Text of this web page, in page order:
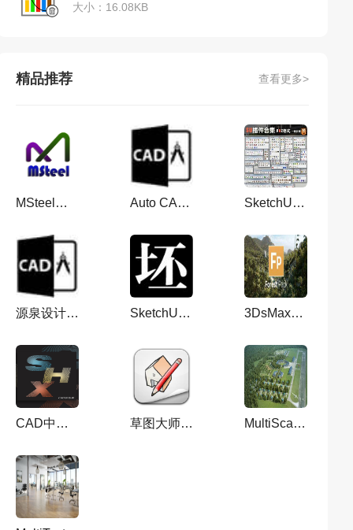
大小：16.08KB
精品推荐 查看更多>
MSteel批打印软件 v2024（附安装教程）最新免费中文版 Auto CAD源泉插件YQArch6.6.2支持CAD2004-2020建筑设计制图插件 SketchUP草图大师常用插件库
源泉设计6.7.4b_CAD源泉设计插件 中文免费版 SketchUp坯子库 v3.2.6（草图大师su插件下载）官方正式版 3DsMax树木插件：ForestPack Pro v6.2.1 For 2018-2020破解版
CAD中英文字体大全_字库 草图大师版本转换器 v2022 for SU3-SU2022【SU版本转换器】免费版 MultiScatter 1.630 for 3DS Max 2024英文破解版